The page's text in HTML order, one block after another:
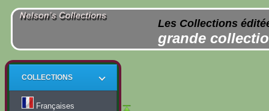
Les Collections
grande
COLLECTIONS
Françaises